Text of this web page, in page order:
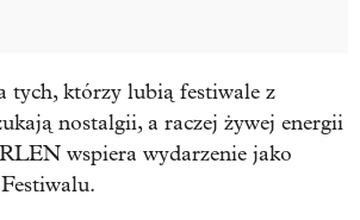
tych, którzy lubią festiwale z
nostalgii, a raczej żywej energii
wspiera wydarzenie jako